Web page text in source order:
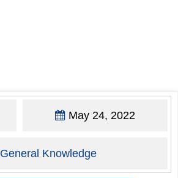
May 24, 2022
General Knowledge